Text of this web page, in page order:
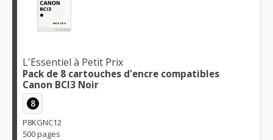
L'Essentiel à Petit Prix
Pack de 8 cartouches d'encre compatibles
Canon BCI3 Noir
8
P8KGNC12
500 pages